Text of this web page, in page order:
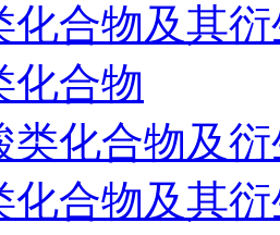
化合物及其
化合物
类化合物及
化合物及其